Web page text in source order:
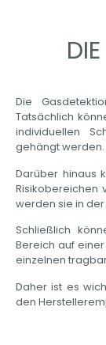
Die
Tatsächlich
individuellen
gehängt werden.
Darüber hinaus
Risikobereichen
werden sie in
Schließlich
Bereich auf
einzelnen
Daher ist es
den